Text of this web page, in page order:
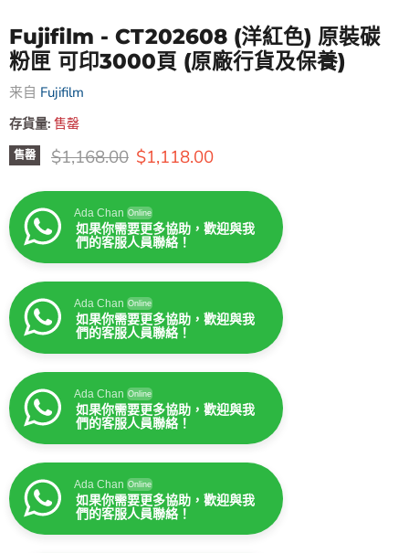
Fujifilm - CT202608 (洋紅色) 原裝碳
粉匣 可印3000頁 (原廠行貨及保養)
来自 Fujifilm
存貨量: 售罄
售罄 原價
$1,168.00 售價
$1,118.00
Ada Chan Online
如果你需要更多協助，歡迎與我
們的客服人員聯絡！
Ada Chan Online
如果你需要更多協助，歡迎與我
們的客服人員聯絡！
Ada Chan Online
如果你需要更多協助，歡迎與我
們的客服人員聯絡！
Ada Chan Online
如果你需要更多協助，歡迎與我
們的客服人員聯絡！